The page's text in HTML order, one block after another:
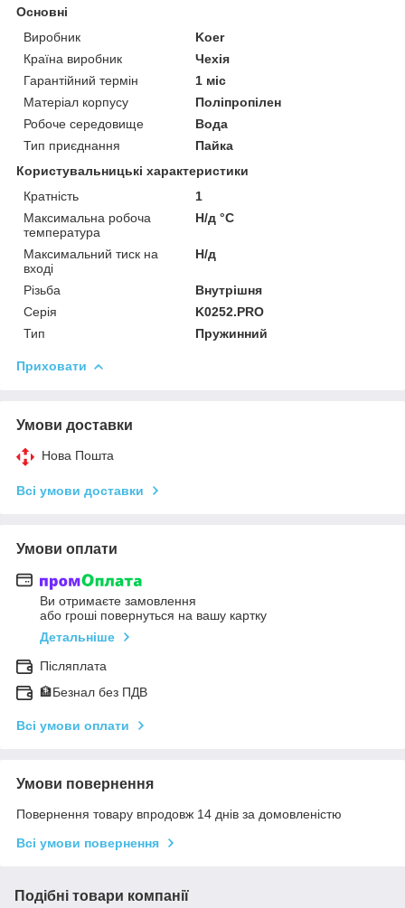
Основні
Виробник
Koer
Країна виробник
Чехія
Гарантійний термін
1 міс
Матеріал корпусу
Поліпропілен
Робоче середовище
Вода
Тип приєднання
Пайка
Користувальницькі характеристики
Кратність
1
Максимальна робоча
температура
Н/д °C
Максимальний тиск на
вході
Н/д
Різьба
Внутрішня
Серія
K0252.PRO
Тип
Пружинний
Приховати
Умови доставки
Нова Пошта
Всі умови доставки
Умови оплати
Ви отримаєте замовлення
або гроші повернуться на вашу картку
Детальніше
Післяплата
🏦Безнал без ПДВ
Всі умови оплати
Умови повернення
Повернення товару впродовж 14 днів за домовленістю
Всі умови повернення
Подібні товари компанії